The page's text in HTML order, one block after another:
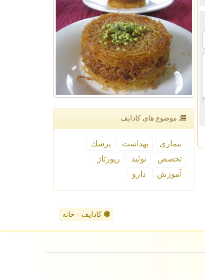
موضوع های كادایف
بیماری بهداشت
پزشك
تخصص
تولید
رپورتاژ
آموزش
دارو
کادایف - خانه